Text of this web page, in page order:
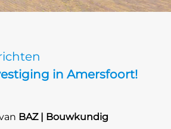
in Amersfoort!
BAZ | Bouwkundig